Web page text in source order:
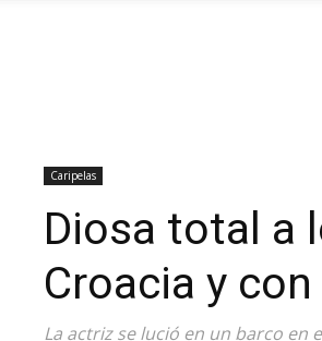
Caripelas
Diosa total a
Croacia y
La actriz se lució en un barco en